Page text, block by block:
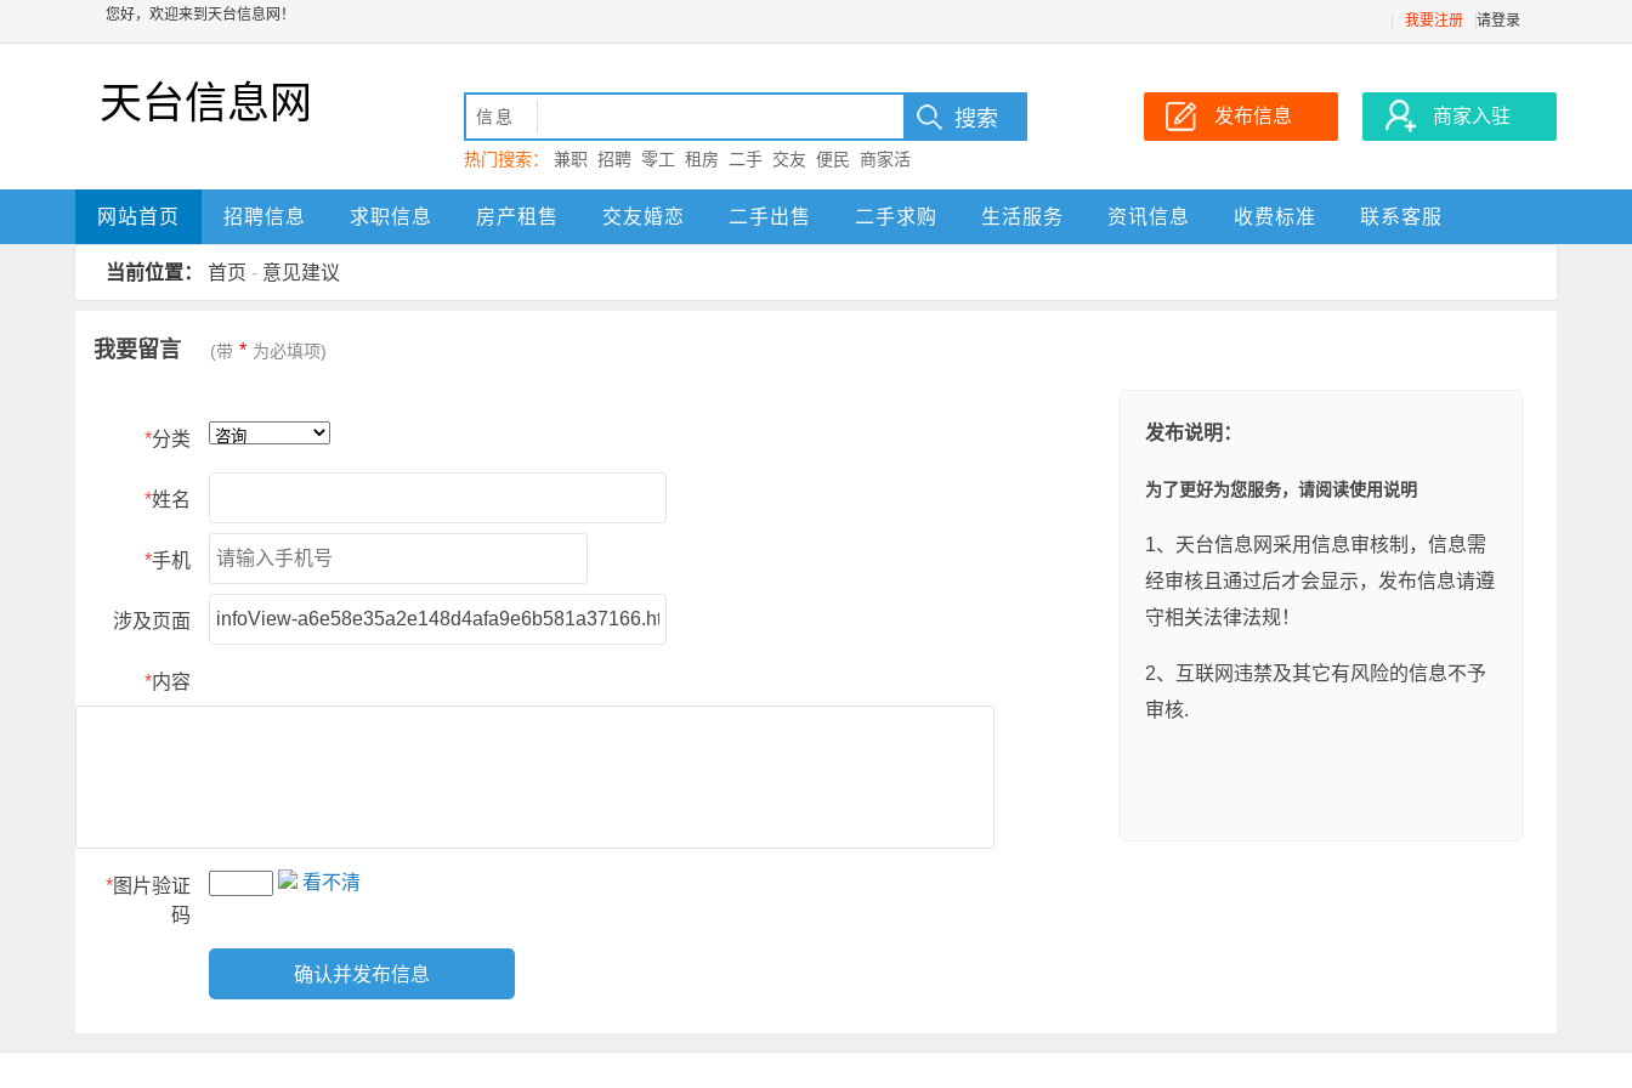
您好，欢迎来到天台信息网！ 我要注册 请登录
天台信息网 信息
热门搜索： 兼职 招聘 零工 租房 二手 交友 便民
商家活
动 天台
发布信息 商家入驻
网站首页 招聘信息 求职信息 房产租售 交友婚恋 二手出售 二手求购 生活服务 资讯信息 收费标准 联系客服
当前位置： 首页 - 意见建议
我要留言 (带 * 为必填项)
*分类
*姓名
*手机
涉及页面
*内容
*图片验证
码
看不清
发布说明：
为了更好为您服务，请阅读使用说明
1、天台信息网采用信息审核制，信息需
经审核且通过后才会显示，发布信息请遵
守相关法律法规！
2、互联网违禁及其它有风险的信息不予
审核.